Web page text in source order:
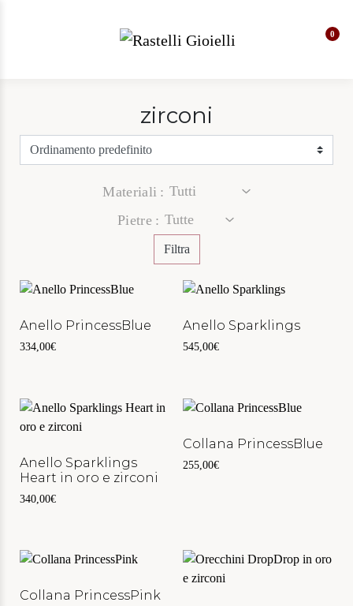
0
zirconi
Materiali
Pietre
Filtra
Anello PrincessBlue
334,00€
Anello Sparklings
545,00€
Anello Sparklings
Heart in oro e zirconi
340,00€
Collana PrincessBlue
255,00€
Collana PrincessPink